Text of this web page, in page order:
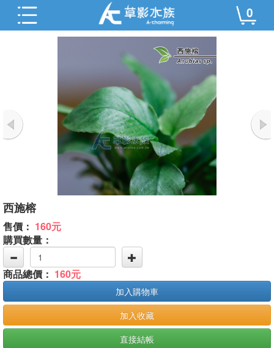
0
西施榕
售價： 160元
購買數量：
商品總價： 160元
加入購物車
加入收藏
直接結帳